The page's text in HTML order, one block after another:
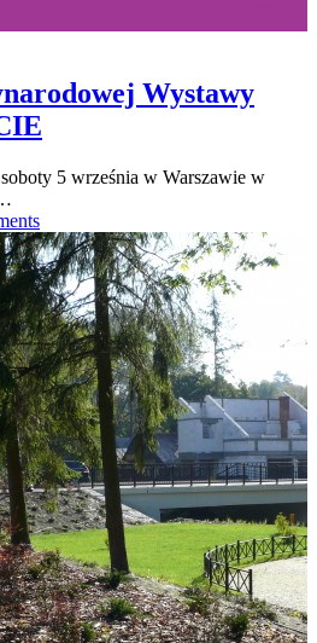
Wystawy
5 września w Warszawie w